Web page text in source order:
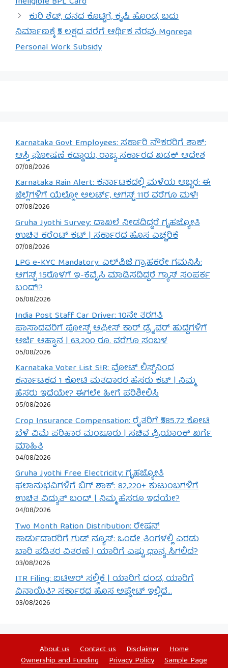
ಕುರಿ ಶೆಡ್, ದನದ ಕೊಟ್ಟಿಗೆ, ಕೃಷಿ ಹೊಂಡ, ಬದು
ನಿರ್ಮಾಣಕ್ಕೆ ₹5 ಲಕ್ಷದ ವರೆಗೆ ಆರ್ಥಿಕ ನೆರವು Mgnrega
Personal Work Subsidy
Karnataka Govt Employees: ಸರ್ಕಾರಿ ನೌಕರರಿಗೆ ಶಾಕ್:
ಆಸ್ತಿ ಘೋಷಣೆ ಕಡ್ಡಾಯ, ರಾಜ್ಯ ಸರ್ಕಾರದ ಖಡಕ್ ಆದೇಶ
07/08/2026
Karnataka Rain Alert: ಕರ್ನಾಟಕದಲ್ಲಿ ಮಳೆಯ ಅಬ್ಬರ: ಈ
ಜಿಲ್ಲೆಗಳಿಗೆ ಯೆಲ್ಲೋ ಅಲರ್ಟ್, ಆಗಸ್ಟ್ 11ರ ವರೆಗೂ ಮಳೆ!
07/08/2026
Gruha Jyothi Survey: ದಾಖಲೆ ನೀಡದಿದ್ದರೆ ಗೃಹಜ್ಯೋತಿ
ಉಚಿತ ಕರೆಂಟ್ ಕಟ್ | ಸರ್ಕಾರದ ಹೊಸ ಎಚ್ಚರಿಕೆ
07/08/2026
LPG e-KYC Mandatory: ಎಲ್‌ಪಿಜಿ ಗ್ರಾಹಕರೇ ಗಮನಿಸಿ:
ಆಗಸ್ಟ್ 15ರೊಳಗೆ ಇ-ಕೆವೈಸಿ ಮಾಡಿಸದಿದ್ದರೆ ಗ್ಯಾಸ್ ಸಂಪರ್ಕ
ಬಂದ್!?
06/08/2026
India Post Staff Car Driver: 10ನೇ ತರಗತಿ
ಪಾಸಾದವರಿಗೆ ಪೋಸ್ಟ್ ಆಫೀಸ್ ಕಾರ್ ಡ್ರೈವರ್ ಹುದ್ದೆಗಳಿಗೆ
ಅರ್ಜಿ ಆಹ್ವಾನ | 63,200 ರೂ. ವರೆಗೂ ಸಂಬಳ
05/08/2026
Karnataka Voter List SIR: ವೋಟ್ ಲಿಸ್ಟ್‌ನಿಂದ
ಕರ್ನಾಟಕದ 1 ಕೋಟಿ ಮತದಾರರ ಹೆಸರು ಕಟ್ | ನಿಮ್ಮ
ಹೆಸರು ಇದೆಯೇ? ಈಗಲೇ ಹೀಗೆ ಪರಿಶೀಲಿಸಿ
05/08/2026
Crop Insurance Compensation: ರೈತರಿಗೆ ₹585.72 ಕೋಟಿ
ಬೆಳೆ ವಿಮೆ ಪರಿಹಾರ ಮಂಜೂರು | ಸಚಿವ ಪ್ರಿಯಾಂಕ್ ಖರ್ಗೆ
ಮಾಹಿತಿ
04/08/2026
Gruha Jyothi Free Electricity: ಗೃಹಜ್ಯೋತಿ
ಫಲಾನುಭವಿಗಳಿಗೆ ಬಿಗ್ ಶಾಕ್: 82,220+ ಕುಟುಂಬಗಳಿಗೆ
ಉಚಿತ ವಿದ್ಯುತ್ ಬಂದ್ | ನಿಮ್ಮ ಹೆಸರೂ ಇದೆಯೇ?
04/08/2026
Two Month Ration Distribution: ರೇಷನ್
ಕಾರ್ಡುದಾರರಿಗೆ ಗುಡ್ ನ್ಯೂಸ್: ಒಂದೇ ತಿಂಗಳಲ್ಲಿ ಎರಡು
ಬಾರಿ ಪಡಿತರ ವಿತರಣೆ | ಯಾರಿಗೆ ಎಷ್ಟು ಧಾನ್ಯ ಸಿಗಲಿದೆ?
03/08/2026
ITR Filing: ಐಟಿಆರ್ ಸಲ್ಲಿಕೆ | ಯಾರಿಗೆ ದಂಡ, ಯಾರಿಗೆ
ವಿನಾಯಿತಿ? ಸರ್ಕಾರದ ಹೊಸ ಅಪ್ಡೇಟ್ ಇಲ್ಲಿದೆ…
03/08/2026
About us Contact us Disclaimer
Home
Ownership and Funding
Privacy Policy
Sample Page